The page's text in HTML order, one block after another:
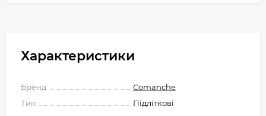
Характеристики
Бренд
Comanche
Тип
Підліткові